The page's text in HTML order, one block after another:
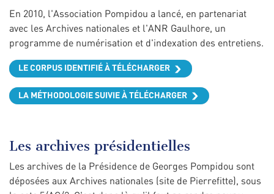
En 2010, l'Association Pompidou a lancé, en partenariat
avec les Archives nationales et l'ANR Gaulhore, un
programme de numérisation et d'indexation des entretiens.
LE CORPUS IDENTIFIÉ À TÉLÉCHARGER
LA MÉTHODOLOGIE SUIVIE À TÉLÉCHARGER
Les archives présidentielles
Les archives de la Présidence de Georges Pompidou sont
déposées aux Archives nationales (site de Pierrefitte), sous